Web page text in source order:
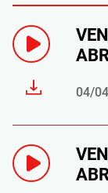
04/